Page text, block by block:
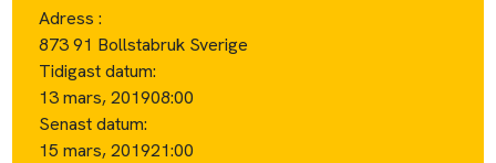
Adress :
873 91 Bollstabruk Sverige
Tidigast datum:
13 mars, 201908:00
Senast datum:
15 mars, 201921:00